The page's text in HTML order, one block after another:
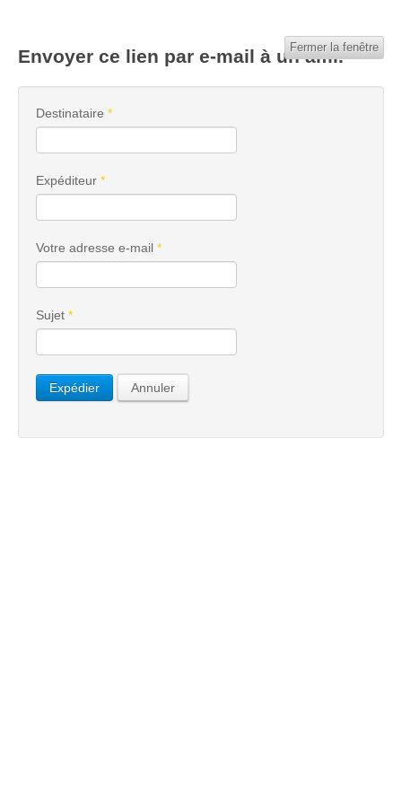
Envoyer ce lien par e-mail à un ami.
Fermer la fenêtre
Destinataire *
Expéditeur *
Votre adresse e-mail *
Sujet *
Expédier Annuler